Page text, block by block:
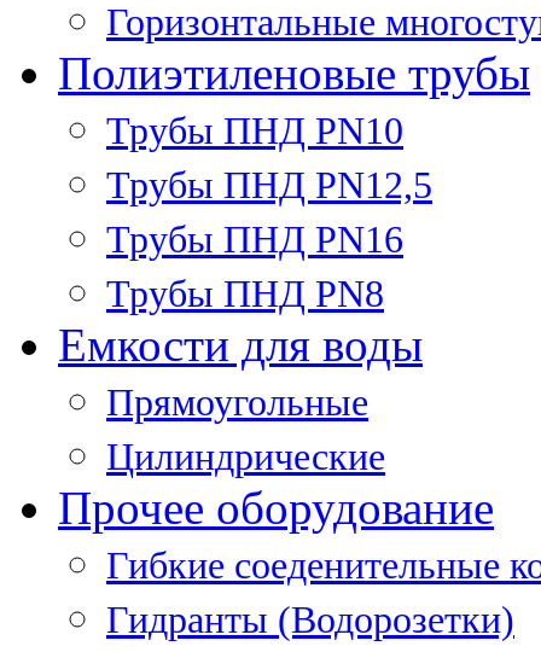
Горизонтальные
Полиэтиленовые трубы
Трубы ПНД PN10
Трубы ПНД PN12,5
Трубы ПНД PN16
Трубы ПНД PN8
Емкости для воды
Прямоугольные
Цилиндрические
Прочее оборудование
Гибкие соеденительные
Гидранты (Водорозетки)